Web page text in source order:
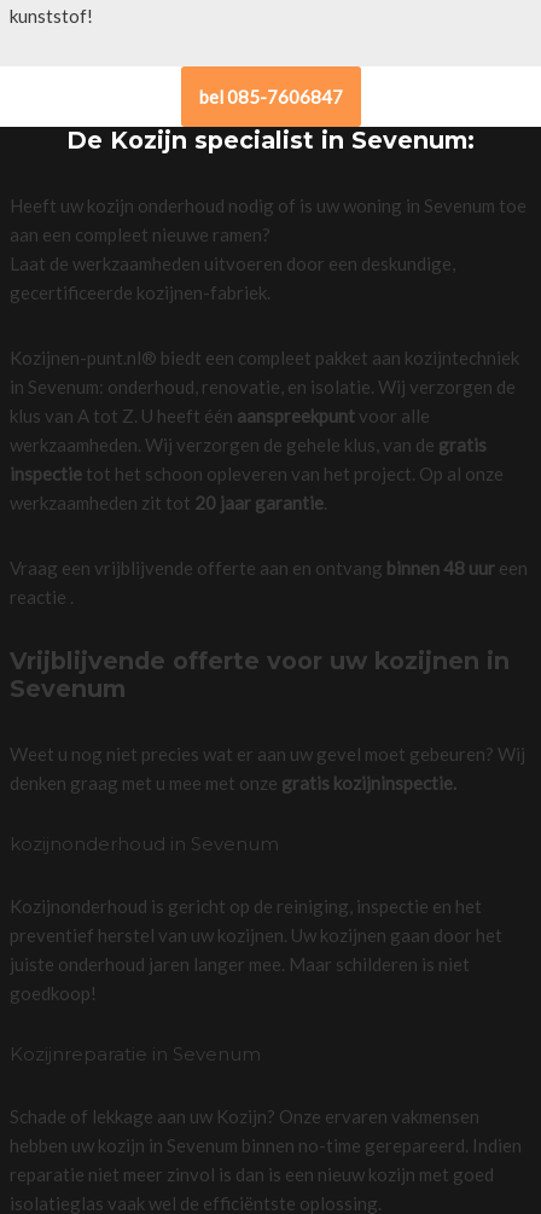
kunststof!
bel 085-7606847
De Kozijn specialist in Sevenum:
Heeft uw kozijn onderhoud nodig of is uw woning in Sevenum toe
aan een compleet nieuwe ramen?
Laat de werkzaamheden uitvoeren door een deskundige,
gecertificeerde kozijnen-fabriek.
Kozijnen-punt.nl® biedt een compleet pakket aan kozijntechniek
in Sevenum: onderhoud, renovatie, en isolatie. Wij verzorgen de
klus van A tot Z. U heeft één aanspreekpuntvoor alle
werkzaamheden. Wij verzorgen de gehele klus, van de gratis
inspectietot het schoon opleveren van het project. Op al onze
werkzaamheden zit tot 20 jaar garantie.
Vraag een vrijblijvende offerte aan en ontvang binnen 48 uureen
reactie .
Vrijblijvende offerte voor uw kozijnen in
Sevenum
Weet u nog niet precies wat er aan uw gevel moet gebeuren? Wij
denken graag met u mee met onze gratis kozijninspectie.
kozijnonderhoud in Sevenum
Kozijnonderhoud is gericht op de reiniging, inspectie en het
preventief herstel van uw kozijnen. Uw kozijnen gaan door het
juiste onderhoud jaren langer mee. Maar schilderen is niet
goedkoop!
Kozijnreparatie in Sevenum
Schade of lekkage aan uw Kozijn? Onze ervaren vakmensen
hebben uw kozijn in Sevenum binnen no-time gerepareerd. Indien
reparatie niet meer zinvol is dan is een nieuw kozijn met goed
isolatieglas vaak wel de efficiëntste oplossing.